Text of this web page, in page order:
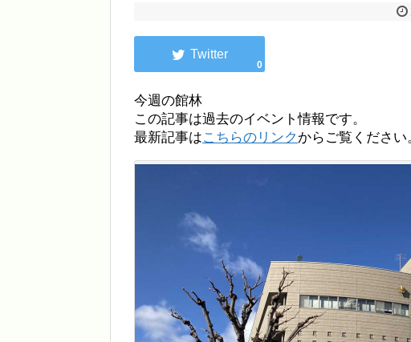
0
今週の館林
この記事は過去のイベント情報です。
最新記事はこちらのリンク からご覧ください